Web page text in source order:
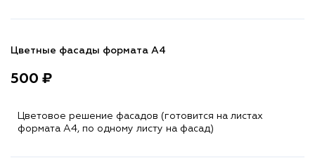
Цветные фасады формата А4
500 ₽
Цветовое решение фасадов (готовится на листах
формата A4, по одному листу на фасад)